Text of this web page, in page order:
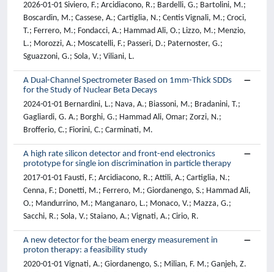
2026-01-01 Siviero, F.; Arcidiacono, R.; Bardelli, G.; Bartolini, M.;
Boscardin, M.; Cassese, A.; Cartiglia, N.; Centis Vignali, M.; Croci,
T.; Ferrero, M.; Fondacci, A.; Hammad Ali, O.; Lizzo, M.; Menzio,
L.; Morozzi, A.; Moscatelli, F.; Passeri, D.; Paternoster, G.;
Sguazzoni, G.; Sola, V.; Viliani, L.
A Dual-Channel Spectrometer Based on 1mm-Thick SDDs
for the Study of Nuclear Beta Decays
2024-01-01 Bernardini, L.; Nava, A.; Biassoni, M.; Bradanini, T.;
Gagliardi, G. A.; Borghi, G.; Hammad Ali, Omar; Zorzi, N.;
Brofferio, C.; Fiorini, C.; Carminati, M.
A high rate silicon detector and front-end electronics
prototype for single ion discrimination in particle therapy
2017-01-01 Fausti, F.; Arcidiacono, R.; Attili, A.; Cartiglia, N.;
Cenna, F.; Donetti, M.; Ferrero, M.; Giordanengo, S.; Hammad Ali,
O.; Mandurrino, M.; Manganaro, L.; Monaco, V.; Mazza, G.;
Sacchi, R.; Sola, V.; Staiano, A.; Vignati, A.; Cirio, R.
A new detector for the beam energy measurement in
proton therapy: a feasibility study
2020-01-01 Vignati, A.; Giordanengo, S.; Milian, F. M.; Ganjeh, Z.